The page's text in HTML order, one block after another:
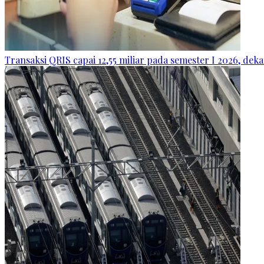
Transaksi QRIS capai 12,55 miliar pada semester I 2026,